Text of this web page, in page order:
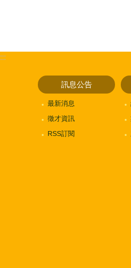
:::
訊息公告
最新消息
徵才資訊
RSS訂閱